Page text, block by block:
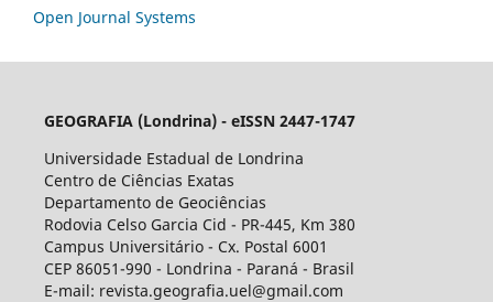
Open Journal Systems
GEOGRAFIA (Londrina) - eISSN 2447-1747
Universidade Estadual de Londrina
Centro de Ciências Exatas
Departamento de Geociências
Rodovia Celso Garcia Cid - PR-445, Km 380
Campus Universitário - Cx. Postal 6001
CEP 86051-990 - Londrina - Paraná - Brasil
E-mail: revista.geografia.uel@gmail.com